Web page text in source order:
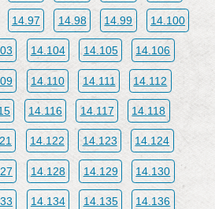
14.97 14.98 14.99 14.100
14.104 14.105 14.106
14.110 14.111 14.112
14.116 14.117 14.118
14.122 14.123 14.124
14.128 14.129 14.130
14.134 14.135 14.136